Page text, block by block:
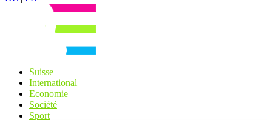
Suisse
International
Economie
Société
Sport